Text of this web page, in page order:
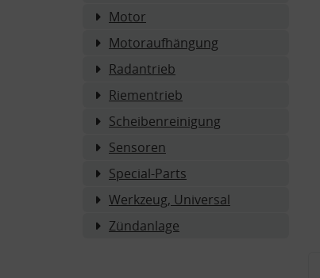
Motor
Motoraufhängung
Radantrieb
Riementrieb
Scheibenreinigung
Sensoren
Special-Parts
Werkzeug, Universal
Zündanlage